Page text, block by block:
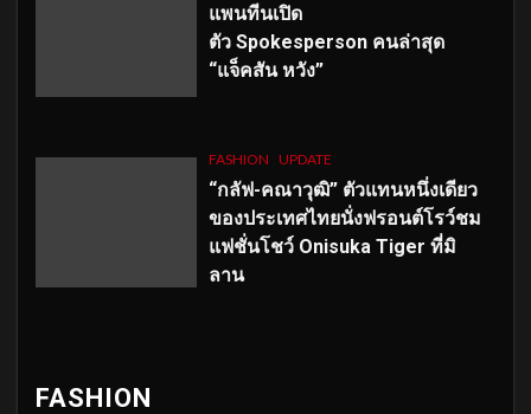
แพนทีนเปิด
ตัว Spokesperson คนล่าสุด
“แจ็คสัน หวัง”
FASHION UPDATE
“กลัฟ-คณาวุฒิ” ตัวแทนหนึ่งเดียว
ของประเทศไทยนั่งฟรอนต์โรว์ชม
แฟชั่นโชว์ Onisuka Tiger ที่มิ
ลาน
FASHION